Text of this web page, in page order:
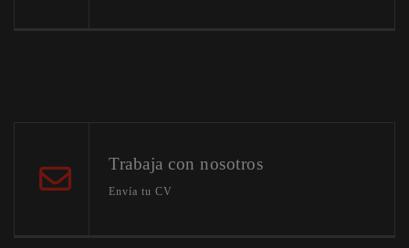
Trabaja con nosotros
Envía tu CV